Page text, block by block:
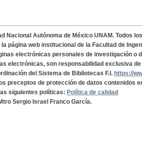
Nacional Autónoma de México UNAM. Todos
página web institucional de la Facultad de
electrónicas personales de investigación o
electrónicas, son responsabilidad exclusiva
del Sistema de Bibliotecas F.I. https://
preceptos de protección de datos contenidos
siguientes políticas: Política de calidad
Sergio Israel Franco García.